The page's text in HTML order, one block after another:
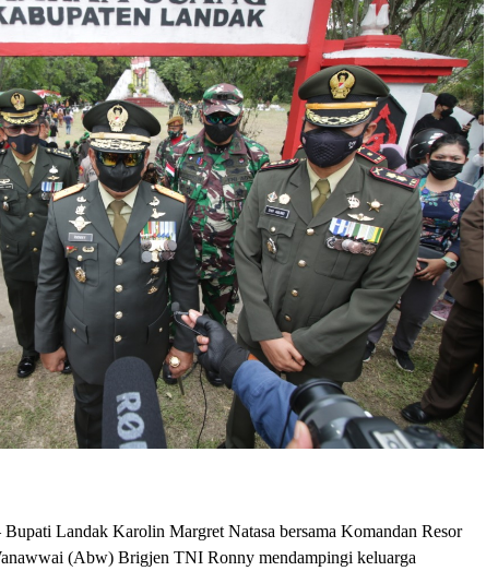
Bupati Landak Karolin Margret Natasa bersama Komandan Resor
(Abw) Brigjen TNI Ronny mendampingi keluarga